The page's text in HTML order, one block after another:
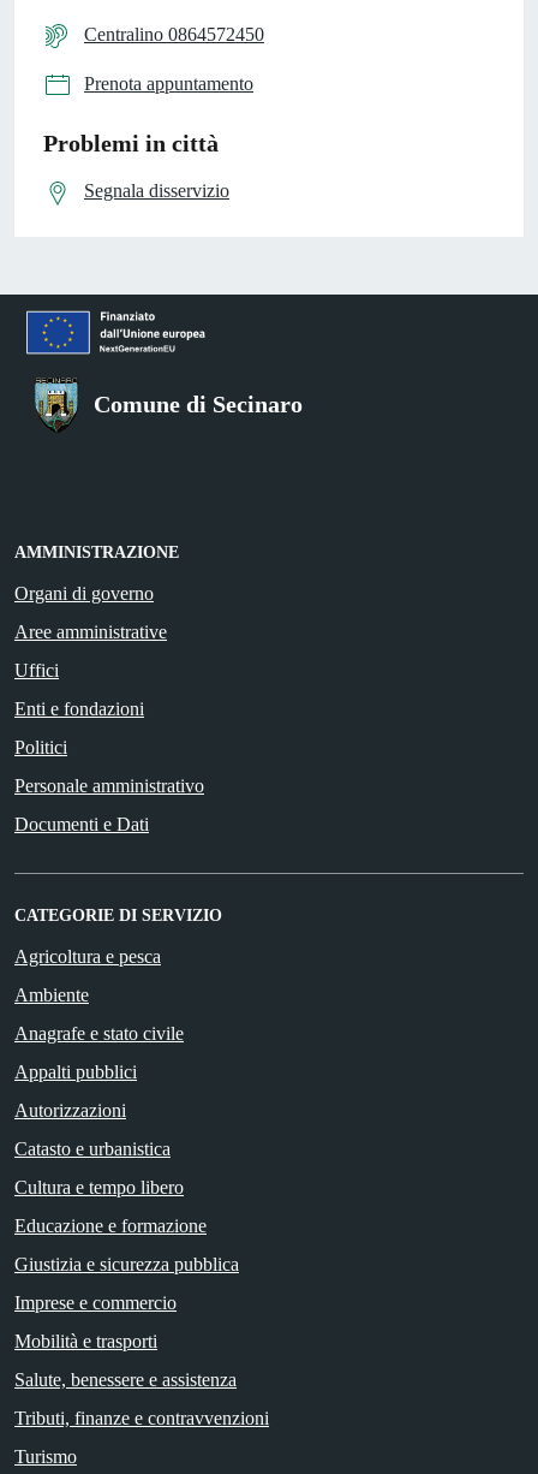
Centralino 0864572450
Prenota appuntamento
Problemi in città
Segnala disservizio
Comune di Secinaro
AMMINISTRAZIONE
Organi di governo
Aree amministrative
Uffici
Enti e fondazioni
Politici
Personale amministrativo
Documenti e Dati
CATEGORIE DI SERVIZIO
Agricoltura e pesca
Ambiente
Anagrafe e stato civile
Appalti pubblici
Autorizzazioni
Catasto e urbanistica
Cultura e tempo libero
Educazione e formazione
Giustizia e sicurezza pubblica
Imprese e commercio
Mobilità e trasporti
Salute, benessere e assistenza
Tributi, finanze e contravvenzioni
Turismo